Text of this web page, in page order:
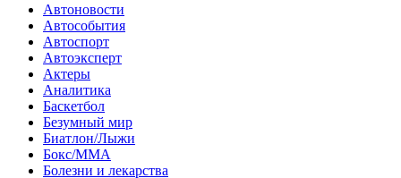
Автоновости
Автособытия
Автоспорт
Автоэксперт
Актеры
Аналитика
Баскетбол
Безумный мир
Биатлон/Лыжи
Бокс/MMA
Болезни и лекарства